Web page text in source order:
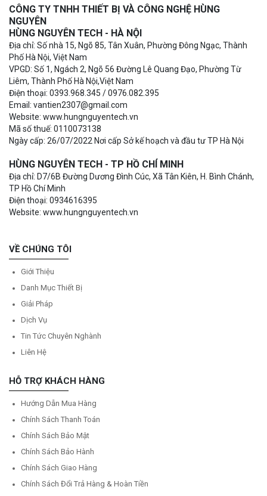
CÔNG TY TNHH THIẾT BỊ VÀ CÔNG NGHỆ HÙNG
NGUYÊN
HÙNG NGUYÊN TECH - HÀ NỘI
Địa chỉ: Số nhà 15, Ngõ 85, Tân Xuân, Phường Đông Ngạc, Thành
Phố Hà Nội, Việt Nam
VPGD: Số 1, Ngách 2, Ngõ 56 Đường Lê Quang Đạo, Phường Từ
Liêm, Thành Phố Hà Nội,Việt Nam
Điện thoại: 0393.968.345 / 0976.082.395
Email: vantien2307@gmail.com
Website: www.hungnguyentech.vn
Mã số thuế: 0110073138
Ngày cấp: 26/07/2022 Nơi cấp Sở kế hoạch và đầu tư TP Hà Nội
HÙNG NGUYÊN TECH - TP HỒ CHÍ MINH
Địa chỉ: D7/6B Đường Dương Đình Cúc, Xã Tân Kiên, H. Bình Chánh,
TP Hồ Chí Minh
Điện thoại: 0934616395
Website: www.hungnguyentech.vn
VỀ CHÚNG TÔI
Giới Thiệu
Danh Mục Thiết Bị
Giải Pháp
Dịch Vụ
Tin Tức Chuyên Nghành
Liên Hệ
HỖ TRỢ KHÁCH HÀNG
Hướng Dẫn Mua Hàng
Chính Sách Thanh Toán
Chính Sách Bảo Mật
Chính Sách Bảo Hành
Chính Sách Giao Hàng
Chính Sách Đổi Trả Hàng & Hoàn Tiền